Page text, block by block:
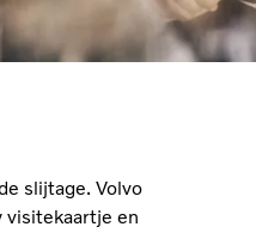
slijtage. Volvo
visitekaartje en